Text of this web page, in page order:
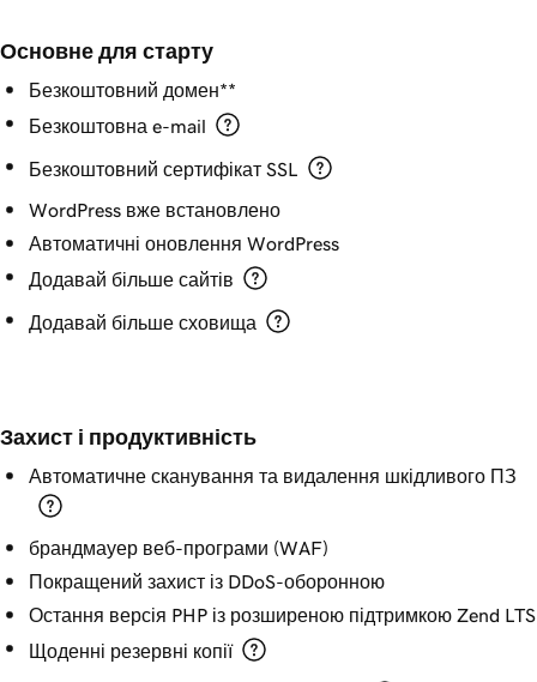
Основне для старту
Безкоштовний домен**
Безкоштовна e-mail
Безкоштовний сертифікат SSL
WordPress вже встановлено
Автоматичні оновлення WordPress
Додавай більше сайтів
Додавай більше сховища
Захист і продуктивність
Автоматичне сканування та видалення шкідливого ПЗ
брандмауер веб-програми (WAF)
Покращений захист із DDoS-оборонною
Остання версія PHP із розширеною підтримкою Zend LTS
Щоденні резервні копії